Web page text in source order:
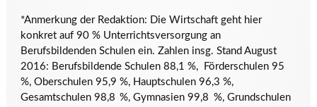
*Anmerkung der Redaktion: Die Wirtschaft geht hier
konkret auf 90 % Unterrichtsversorgung an
Berufsbildenden Schulen ein. Zahlen insg. Stand August
2016: Berufsbildende Schulen 88,1 %, Förderschulen 95
%, Oberschulen 95,9 %, Hauptschulen 96,3 %,
Gesamtschulen 98,8 %, Gymnasien 99,8 %, Grundschulen